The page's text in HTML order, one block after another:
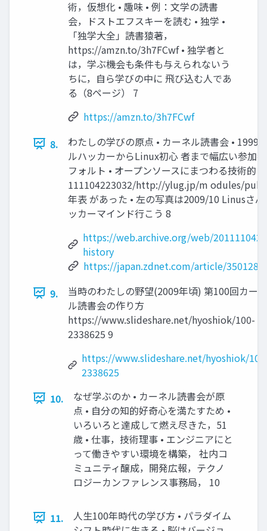
術，仮想化 • 趣味 • 例：⽂学の読書
会，ドストエフスキーを読む • 独学 •
「独学⼤全」読書猿著，
https://amzn.to/3h7FCwf • 独学者と
は，学ぶ機会も条件も与えられないう
ちに，⾃ら学びの中に ⾶び込む⼈であ
る（8ページ） 7
https://amzn.to/3h7FCwf
8.
わたしの学びの原点 • カーネル読書会 •
ルハッカーからLinux初⼼ 者まで幅広い参加
フォルト • オープンソースにまつわる技術
111104223032/http://ylug.jp/m odules/
年表 があった • 左の写真は2009/10 Linus
ッカーマインド⾏こう 8
https://web.archive.org/web/
history
https://japan.zdnet.com/article/
9.
当時のわたしの野望(2009年頃) 第100回カーネ
ル読書会の作り⽅
https://www.slideshare.net/hyoshiok/100-
2338625 9
https://www.slideshare.net/hyoshiok/
2338625
10.
なぜ学ぶのか • カーネル読書会が原
点 • ⾃分の知的好奇⼼を満たすため •
いろいろと達成して燃え尽きた，51
歳 • 仕事，技術理事 • エンジニアにと
って働きやすい環境を構築， 社内コ
ミュニティ醸成，開発広報，テクノ
ロジーカンファレンス事務局， 10
11.
⼈⽣100年時代の学び⽅ • パラダイム